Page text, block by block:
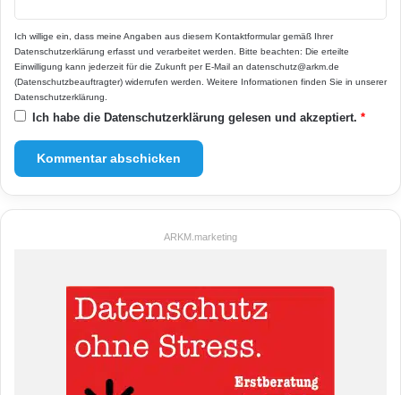
Ich willige ein, dass meine Angaben aus diesem Kontaktformular gemäß Ihrer
Datenschutzerklärung erfasst und verarbeitet werden. Bitte beachten: Die erteilte
Einwilligung kann jederzeit für die Zukunft per E-Mail an datenschutz@arkm.de
(Datenschutzbeauftragter) widerrufen werden. Weitere Informationen finden Sie in unserer
Datenschutzerklärung.
Ich habe die Datenschutzerklärung gelesen und akzeptiert. *
ARKM.marketing